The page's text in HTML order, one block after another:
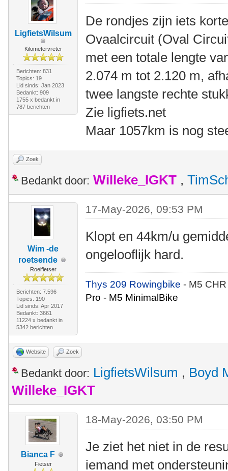
LigfietsWilsum
Kilometervreter
Berichten: 831
Topics: 19
Lid sinds: Jan 2023
Bedankt: 909
1755 x bedankt in
787 berichten
De rondjes zijn iets
Ovaalcircuit (Oval
met een totale lengte
2.074 m tot 2.120 m,
twee langste rechte
Zie ligfiets.net
Maar 1057km is nog
Zoek
Bedankt door: Willeke_IGKT ,
Wim -de
roetsende
Roeifietser
Berichten: 7.596
Topics: 190
Lid sinds: Apr 2017
Bedankt: 3661
11224 x bedankt in
5342 berichten
17-May-2026, 09:53 PM
Klopt en 44km/u
ongelooflijk hard.
Thys 209 Rowingbike- M5
Pro - M5 MinimalBike
Website Zoek
Bedankt door: LigfietsWilsum , Boyd
Willeke_IGKT
Bianca F
Fietser
18-May-2026, 03:50 PM
Je ziet het niet in de
iemand met